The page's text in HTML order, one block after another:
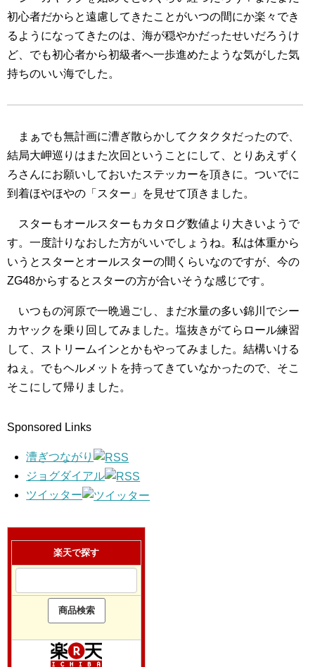
初心者だからと遠慮してきたことがいつの間にか楽々でき
るようになってきたのは、海が穏やかだったせいだろうけ
ど、でも初心者から初級者へ一歩進めたような気がした気
持ちのいい海でした。
まぁでも無計画に漕ぎ散らかしてクタクタだったので、
結局大岬巡りはまた次回ということにして、とりあえずく
ろさんにお願いしておいたステッカーを頂きに。ついでに
到着ほやほやの「スター」を見せて頂きました。
スターもオールスターもカタログ数値より大きいようで
す。一度計りなおした方がいいでしょうね。私は体重から
いうとスターとオールスターの間くらいなのですが、今の
ZG48からするとスターの方が合いそうな感じです。
いつもの河原で一晩過ごし、まだ水量の多い錦川でシー
カヤックを乗り回してみました。塩抜きがてらロール練習
して、ストリームインとかもやってみました。結構いける
ねぇ。でもヘルメットを持ってきていなかったので、そこ
そこにして帰りました。
Sponsored Links
漕ぎつながり
ジョグダイアル
ツイッター
楽天で探す